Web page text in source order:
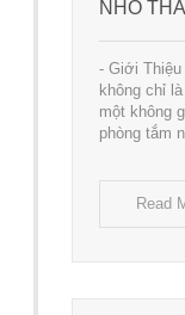
NHỎ
- Giới Thiệu
không chỉ
một không
phòng tắm
Read